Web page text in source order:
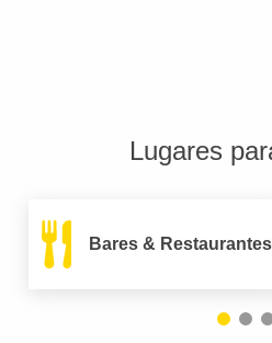
Lugares
Bares & Restaurantes